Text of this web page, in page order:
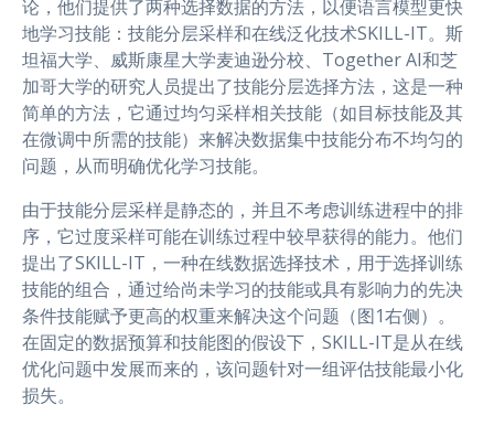
论，他们提供了两种选择数据的方法，以便语言模型更快
地学习技能：技能分层采样和在线泛化技术SKILL-IT。斯
坦福大学、威斯康星大学麦迪逊分校、Together AI和芝
加哥大学的研究人员提出了技能分层选择方法，这是一种
简单的方法，它通过均匀采样相关技能（如目标技能及其
在微调中所需的技能）来解决数据集中技能分布不均匀的
问题，从而明确优化学习技能。
由于技能分层采样是静态的，并且不考虑训练进程中的排
序，它过度采样可能在训练过程中较早获得的能力。他们
提出了SKILL-IT，一种在线数据选择技术，用于选择训练
技能的组合，通过给尚未学习的技能或具有影响力的先决
条件技能赋予更高的权重来解决这个问题（图1右侧）。
在固定的数据预算和技能图的假设下，SKILL-IT是从在线
优化问题中发展而来的，该问题针对一组评估技能最小化
损失。